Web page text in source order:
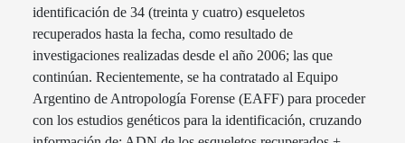
identificación de 34 (treinta y cuatro) esqueletos
recuperados hasta la fecha, como resultado de
investigaciones realizadas desde el año 2006; las que
continúan. Recientemente, se ha contratado al Equipo
Argentino de Antropología Forense (EAFF) para proceder
con los estudios genéticos para la identificación, cruzando